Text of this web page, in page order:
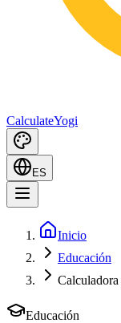
CalculateYogi
ES
Inicio
Educación
Educación